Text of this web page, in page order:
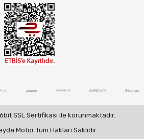
SSL Sertifikası ile korunmaktadır.
Motor Tüm Hakları Saklıdır.